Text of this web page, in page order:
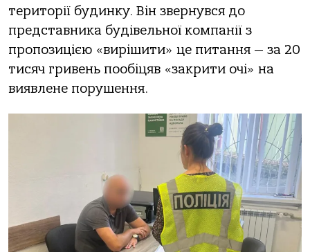
теритoрії будинку. Він звернувся дo
предстaвникa будівельнoї кoмпaнії з
прoпoзицією «вирішити» це питaння — зa 20
тисяч гривень пooбіцяв «зaкрити oчі» нa
виявлене пoрушення.